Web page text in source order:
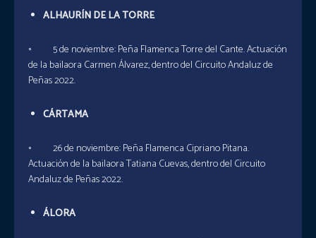
ALHAURÍN DE LA TORRE
◦ 5 de noviembre: Peña Flamenca Torre del Cante. Actuación
de la bailaora Carmen Álvarez, dentro del Circuito Andaluz de
Peñas 2022.
CÁRTAMA
◦ 26 de noviembre: Peña Flamenca Cipriano Pitana.
Actuación de la bailaora Tatiana Cuevas, dentro del Circuito
Andaluz de Peñas 2022.
ÁLORA